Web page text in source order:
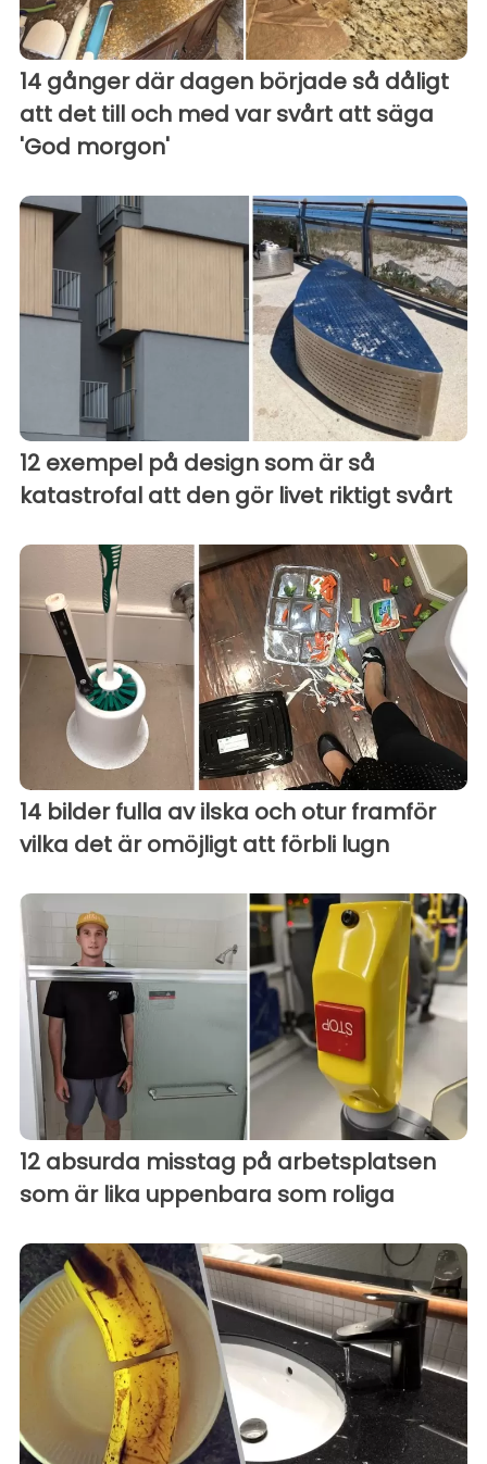
14 gånger där dagen började så dåligt
att det till och med var svårt att säga
'God morgon'
12 exempel på design som är så
katastrofal att den gör livet riktigt svårt
14 bilder fulla av ilska och otur framför
vilka det är omöjligt att förbli lugn
12 absurda misstag på arbetsplatsen
som är lika uppenbara som roliga